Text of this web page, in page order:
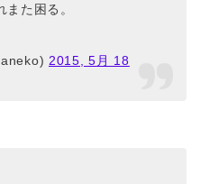
また困る。
2015, 5月 18